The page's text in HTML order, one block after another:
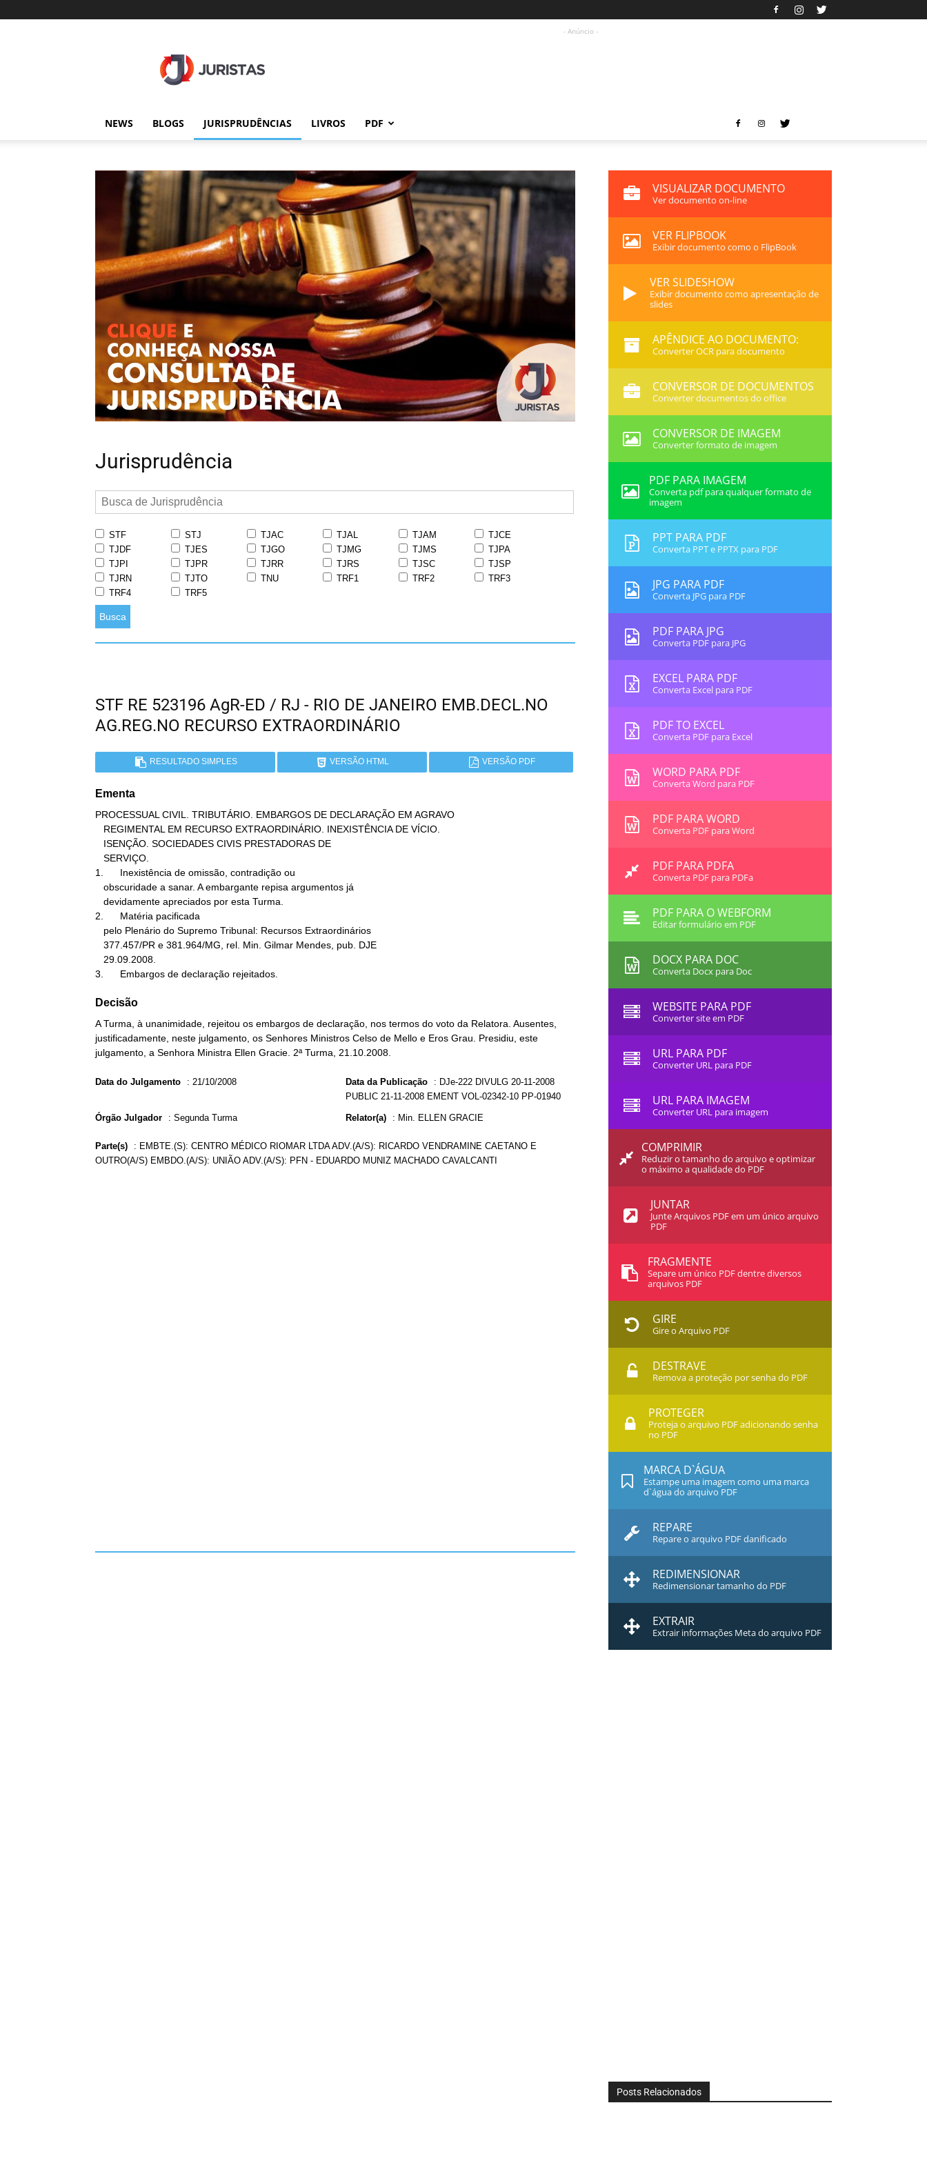
- Anúncio -
NEWS BLOGS JURISPRUDÊNCIAS LIVROS PDF
Jurisprudência
STF STJ TJAC TJAL TJAM
TJCE
TJDF
TJES TJGO TJMG TJMS
TJPA
TJPI
TJPR TJRR TJRS TJSC
TJSP
TJRN
TJTO TNU TRF1 TRF2
TRF3
TRF4
TRF5
Busca
STF RE 523196 AgR-ED / RJ - RIO DE JANEIRO EMB.DECL.NO
AG.REG.NO RECURSO EXTRAORDINÁRIO
RESULTADO SIMPLES VERSÃO HTML VERSÃO PDF
Ementa
PROCESSUAL CIVIL. TRIBUTÁRIO. EMBARGOS DE DECLARAÇÃO EM AGRAVO
1.      Inexistência de omissão, contradição ou
2.      Matéria pacificada
3.      Embargos de declaração rejeitados.
Decisão
A Turma, à unanimidade, rejeitou os embargos de declaração, nos termos do voto da Relatora. Ausentes,
justificadamente, neste julgamento, os Senhores Ministros Celso de Mello e Eros Grau. Presidiu, este
julgamento, a Senhora Ministra Ellen Gracie. 2ª Turma, 21.10.2008.
Data do Julgamento : 21/10/2008 Data da Publicação : DJe-222 DIVULG 20-11-2008
PUBLIC 21-11-2008 EMENT VOL-02342-10 PP-01940
Órgão Julgador : Segunda Turma Relator(a) : Min. ELLEN GRACIE
Parte(s) : EMBTE.(S): CENTRO MÉDICO RIOMAR LTDA ADV.(A/S): RICARDO VENDRAMINE CAETANO E
OUTRO(A/S) EMBDO.(A/S): UNIÃO ADV.(A/S): PFN - EDUARDO MUNIZ MACHADO CAVALCANTI
VISUALIZAR DOCUMENTO
Ver documento on-line
VER FLIPBOOK
Exibir documento como o FlipBook
VER SLIDESHOW
Exibir documento como apresentação de
slides
APÊNDICE AO DOCUMENTO:
Converter OCR para documento
CONVERSOR DE DOCUMENTOS
Converter documentos do office
CONVERSOR DE IMAGEM
Converter formato de imagem
PDF PARA IMAGEM
Converta pdf para qualquer formato de
imagem
PPT PARA PDF
Converta PPT e PPTX para PDF
JPG PARA PDF
Converta JPG para PDF
PDF PARA JPG
Converta PDF para JPG
EXCEL PARA PDF
Converta Excel para PDF
PDF TO EXCEL
Converta PDF para Excel
WORD PARA PDF
Converta Word para PDF
PDF PARA WORD
Converta PDF para Word
PDF PARA PDFA
Converta PDF para PDFa
PDF PARA O WEBFORM
Editar formulário em PDF
DOCX PARA DOC
Converta Docx para Doc
WEBSITE PARA PDF
Converter site em PDF
URL PARA PDF
Converter URL para PDF
URL PARA IMAGEM
Converter URL para imagem
COMPRIMIR
Reduzir o tamanho do arquivo e optimizar
o máximo a qualidade do PDF
JUNTAR
Junte Arquivos PDF em um único arquivo
PDF
FRAGMENTE
Separe um único PDF dentre diversos
arquivos PDF
GIRE
Gire o Arquivo PDF
DESTRAVE
Remova a proteção por senha do PDF
PROTEGER
Proteja o arquivo PDF adicionando senha
no PDF
MARCA D`ÁGUA
Estampe uma imagem como uma marca
d`água do arquivo PDF
REPARE
Repare o arquivo PDF danificado
REDIMENSIONAR
Redimensionar tamanho do PDF
EXTRAIR
Extrair informações Meta do arquivo PDF
Posts Relacionados